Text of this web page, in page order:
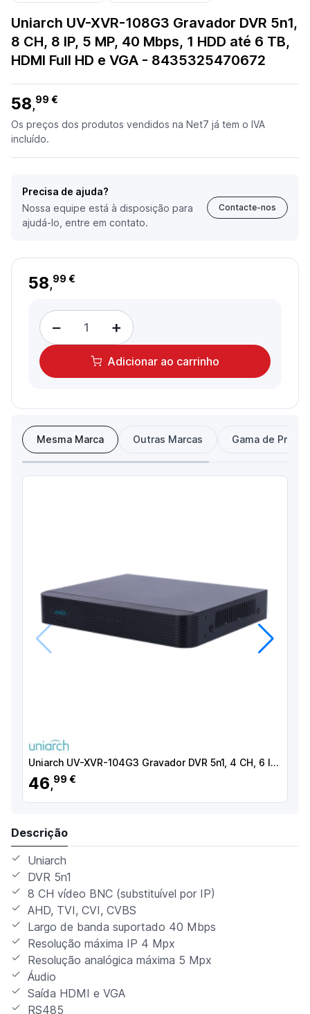
Uniarch UV-XVR-108G3 Gravador DVR 5n1,
8 CH, 8 IP, 5 MP, 40 Mbps, 1 HDD até 6 TB,
HDMI Full HD e VGA - 8435325470672
58,99 €
Os preços dos produtos vendidos na Net7 já tem o IVA
incluído.
Precisa de ajuda?
Nossa equipe está à disposição para
ajudá-lo, entre em contato.
Contacte-nos
58,99 €
− +
Adicionar ao carrinho
Mesma Marca Outras Marcas Gama de Preço
Anterior Próximo
Uniarch UV-XVR-104G3 Gravador DVR 5n1, 4 CH, 6 IP, 5 MP, 24 Mbps, 1 HDD até 8 TB, HDMI Full HD e VGA - 8435325468990
46,99 €
Descrição
Uniarch
DVR 5n1
8 CH vídeo BNC (substituível por IP)
AHD, TVI, CVI, CVBS
Largo de banda suportado 40 Mbps
Resolução máxima IP 4 Mpx
Resolução analógica máxima 5 Mpx
Áudio
Saída HDMI e VGA
RS485